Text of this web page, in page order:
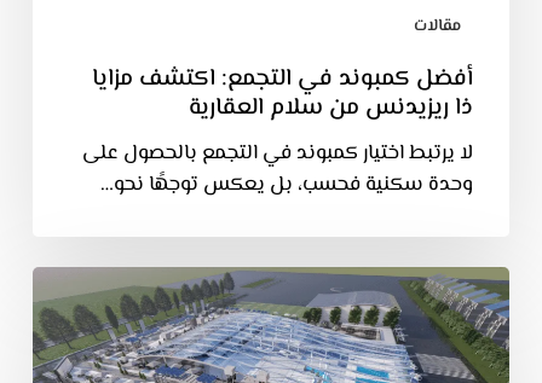
مقالات
أفضل كمبوند في التجمع: اكتشف مزايا
ذا ريزيدنس من سلام العقارية
لا يرتبط اختيار كمبوند في التجمع بالحصول على
وحدة سكنية فحسب، بل يعكس توجهًا نحو…